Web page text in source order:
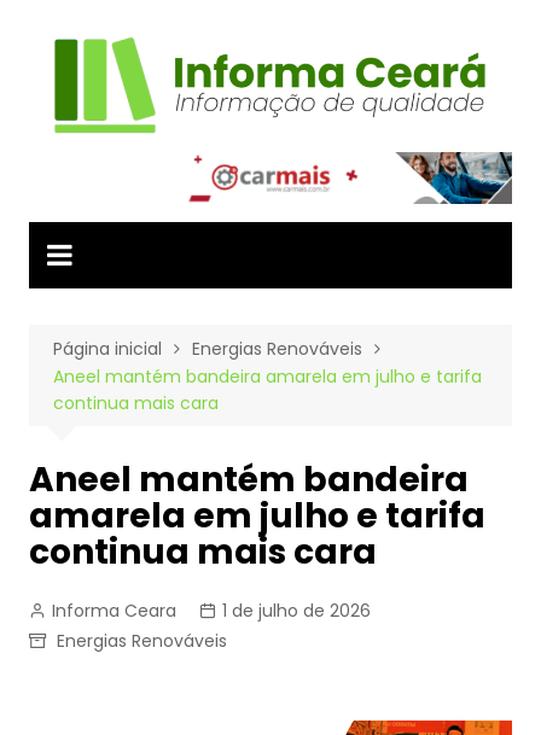
Página inicial
Energias Renováveis
Aneel mantém bandeira amarela em julho e tarifa
continua mais cara
Aneel mantém bandeira
amarela em julho e tarifa
continua mais cara
Informa Ceara
1 de julho de 2026
Energias Renováveis